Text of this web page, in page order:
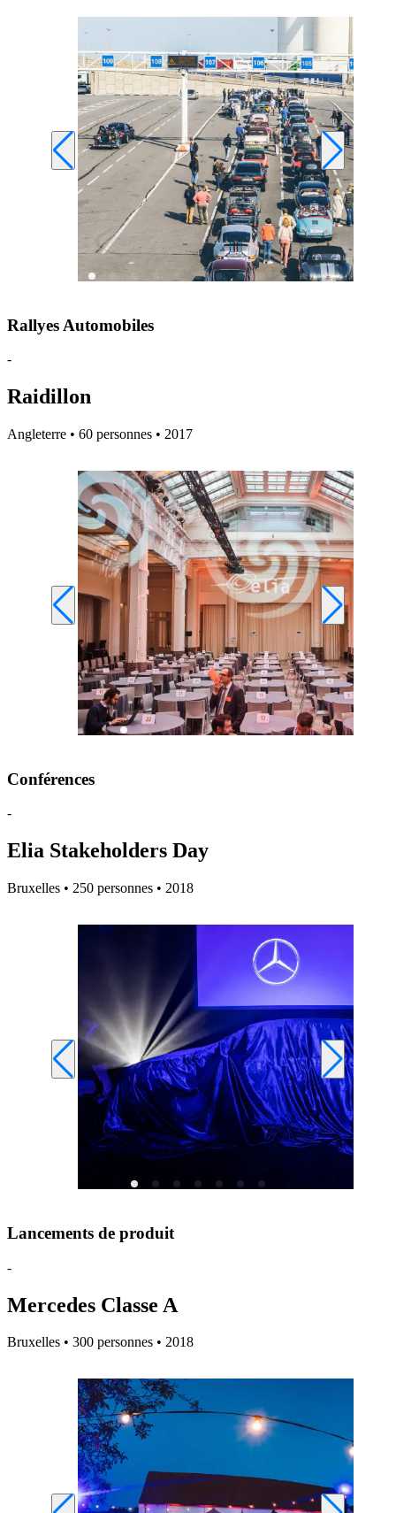
Rallyes Automobiles
-
Raidillon
Angleterre • 60 personnes • 2017
Conférences
-
Elia Stakeholders Day
Bruxelles • 250 personnes • 2018
Lancements de produit
-
Mercedes Classe A
Bruxelles • 300 personnes • 2018